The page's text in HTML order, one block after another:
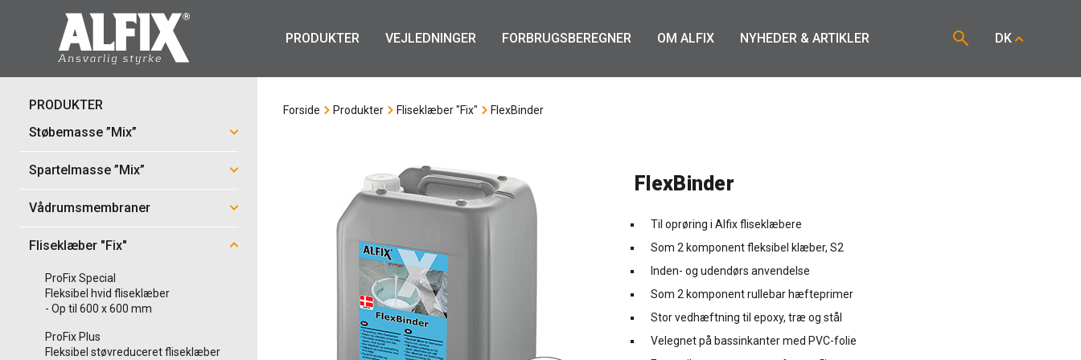
PRODUKTER VEJLEDNINGER FORBRUGSBEREGNER OM ALFIX NYHEDER & ARTIKLER DK
PRODUKTER
Støbemasse ”Mix”
Spartelmasse ”Mix”
Vådrumsmembraner
Fliseklæber "Fix"
ProFix Special
Fleksibel hvid fliseklæber
- Op til 600 x 600 mm
ProFix Plus
Fleksibel støvreduceret fliseklæber
Forside Produkter Fliseklæber "Fix" FlexBinder
FlexBinder
Til oprøring i Alfix fliseklæbere
Som 2 komponent fleksibel klæber, S2
Inden- og udendørs anvendelse
Som 2 komponent rullebar hæfteprimer
Stor vedhæftning til epoxy, træ og stål
Velegnet på bassinkanter med PVC-folie